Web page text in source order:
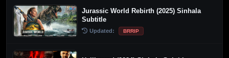
Jurassic World Rebirth (2025) Sinhala
Subtitle
Updated: BRRIP